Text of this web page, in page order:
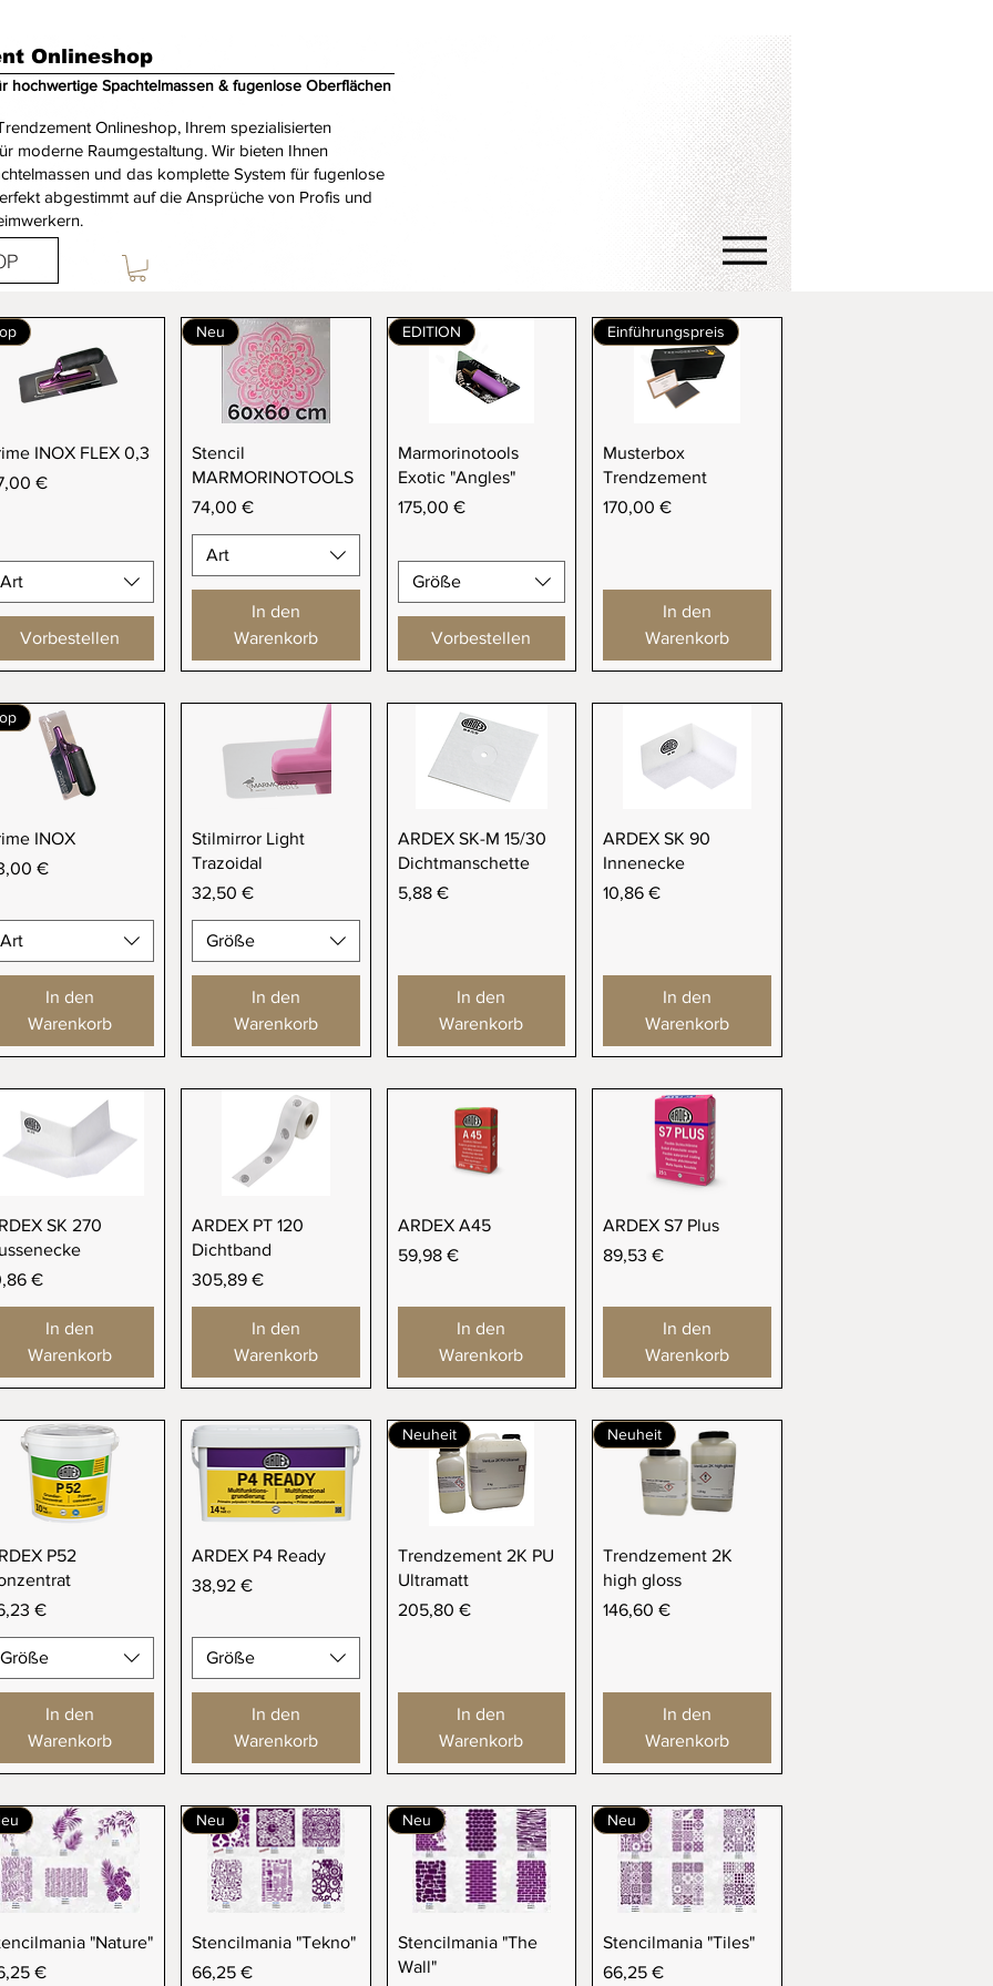
hochwertige Spachtelmassen & fugenlose Oberflächen
Onlineshop
Onlineshop, Ihrem spezialisierten
moderne Raumgestaltung. Wir bieten Ihnen
und das komplette System für fugenlose
abgestimmt auf die Ansprüche von Profis und
Schnellansicht
INOX FLEX 0,3
€
Art
Vorbestellen
Schnellansicht
Neu
Stencil
MARMORINOTOOLS
Preis
74,00 €
Art
In den
Warenkorb
Schnellansicht
EDITION
Marmorinotools
Exotic "Angles"
Preis
175,00 €
Größe
Vorbestellen
Schnellansicht
Einführungspreis
Musterbox
Trendzement
Preis
170,00 €
In den
Warenkorb
Schnellansicht
INOX
€
Art
In den
Warenkorb
Schnellansicht
Stilmirror Light
Trazoidal
Preis
32,50 €
Größe
In den
Warenkorb
Schnellansicht
ARDEX SK-M 15/30
Dichtmanschette
Preis
5,88 €
In den
Warenkorb
Schnellansicht
ARDEX SK 90
Innenecke
Preis
10,86 €
In den
Warenkorb
Schnellansicht
SK 270
€
In den
Warenkorb
Schnellansicht
ARDEX PT 120
Dichtband
Preis
305,89 €
In den
Warenkorb
Schnellansicht
ARDEX A45
Preis
59,98 €
In den
Warenkorb
Schnellansicht
ARDEX S7 Plus
Preis
89,53 €
In den
Warenkorb
Schnellansicht
P52
€
Größe
In den
Warenkorb
Schnellansicht
ARDEX P4 Ready
Preis
38,92 €
Größe
In den
Warenkorb
Schnellansicht
Neuheit
Trendzement 2K PU
Ultramatt
Preis
205,80 €
In den
Warenkorb
Schnellansicht
Neuheit
Trendzement 2K
high gloss
Preis
146,60 €
In den
Warenkorb
Schnellansicht"Nature"
€
Schnellansicht
Neu
Stencilmania "Tekno"
Preis
66,25 €
Schnellansicht
Neu
Stencilmania "The
Wall"
Schnellansicht
Neu
Stencilmania "Tiles"
Preis
66,25 €